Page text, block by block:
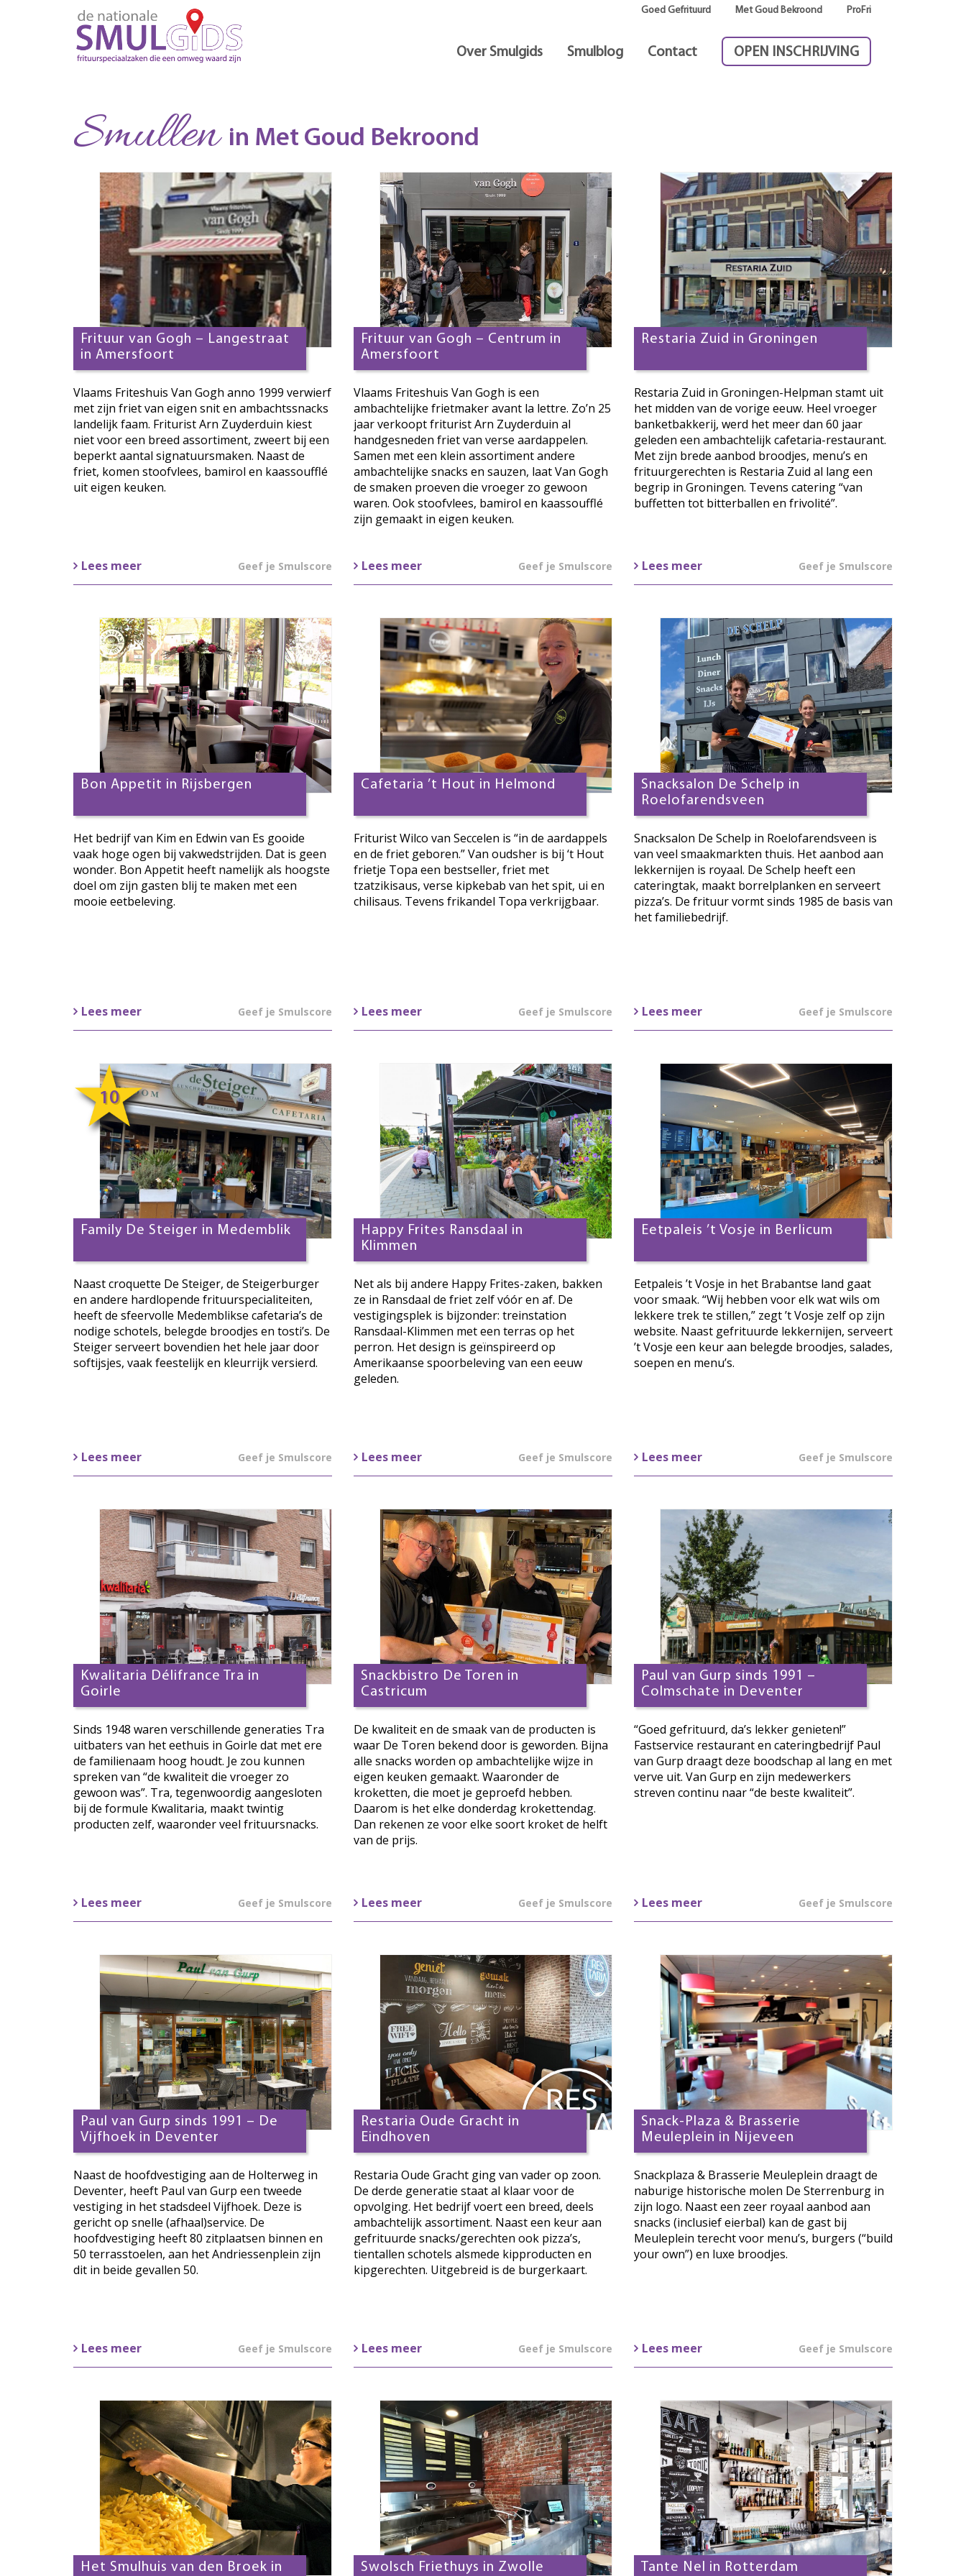
Goed Gefrituurd Met Goud Bekroond ProFri
Over Smulgids Smulblog Contact OPEN INSCHRIJVING
Smullenin Met Goud Bekroond
Frituur van Gogh – Langestraat
in Amersfoort
Vlaams Friteshuis Van Gogh anno 1999 verwierf
met zijn friet van eigen snit en ambachtssnacks
landelijk faam. Friturist Arn Zuyderduin kiest
niet voor een breed assortiment, zweert bij een
beperkt aantal signatuursmaken. Naast de
friet, komen stoofvlees, bamirol en kaassoufflé
uit eigen keuken.
Lees meer Geef je Smulscore
Frituur van Gogh – Centrum in
Amersfoort
Vlaams Friteshuis Van Gogh is een
ambachtelijke frietmaker avant la lettre. Zo’n 25
jaar verkoopt friturist Arn Zuyderduin al
handgesneden friet van verse aardappelen.
Samen met een klein assortiment andere
ambachtelijke snacks en sauzen, laat Van Gogh
de smaken proeven die vroeger zo gewoon
waren. Ook stoofvlees, bamirol en kaassoufflé
zijn gemaakt in eigen keuken.
Lees meer Geef je Smulscore
Restaria Zuid in Groningen
Restaria Zuid in Groningen-Helpman stamt uit
het midden van de vorige eeuw. Heel vroeger
banketbakkerij, werd het meer dan 60 jaar
geleden een ambachtelijk cafetaria-restaurant.
Met zijn brede aanbod broodjes, menu’s en
frituurgerechten is Restaria Zuid al lang een
begrip in Groningen. Tevens catering “van
buffetten tot bitterballen en frivolité”.
Lees meer Geef je Smulscore
Bon Appetit in Rijsbergen
Het bedrijf van Kim en Edwin van Es gooide
vaak hoge ogen bij vakwedstrijden. Dat is geen
wonder. Bon Appetit heeft namelijk als hoogste
doel om zijn gasten blij te maken met een
mooie eetbeleving.
Lees meer Geef je Smulscore
Cafetaria ’t Hout in Helmond
Friturist Wilco van Seccelen is “in de aardappels
en de friet geboren.” Van oudsher is bij ‘t Hout
frietje Topa een bestseller, friet met
tzatzikisaus, verse kipkebab van het spit, ui en
chilisaus. Tevens frikandel Topa verkrijgbaar.
Lees meer Geef je Smulscore
Snacksalon De Schelp in
Roelofarendsveen
Snacksalon De Schelp in Roelofarendsveen is
van veel smaakmarkten thuis. Het aanbod aan
lekkernijen is royaal. De Schelp heeft een
cateringtak, maakt borrelplanken en serveert
pizza’s. De frituur vormt sinds 1985 de basis van
het familiebedrijf.
Lees meer Geef je Smulscore
10
Family De Steiger in Medemblik
Naast croquette De Steiger, de Steigerburger
en andere hardlopende frituurspecialiteiten,
heeft de sfeervolle Medemblikse cafetaria’s de
nodige schotels, belegde broodjes en tosti’s. De
Steiger serveert bovendien het hele jaar door
softijsjes, vaak feestelijk en kleurrijk versierd.
Lees meer Geef je Smulscore
Happy Frites Ransdaal in
Klimmen
Net als bij andere Happy Frites-zaken, bakken
ze in Ransdaal de friet zelf vóór en af. De
vestigingsplek is bijzonder: treinstation
Ransdaal-Klimmen met een terras op het
perron. Het design is geïnspireerd op
Amerikaanse spoorbeleving van een eeuw
geleden.
Lees meer Geef je Smulscore
Eetpaleis ’t Vosje in Berlicum
Eetpaleis ’t Vosje in het Brabantse land gaat
voor smaak. “Wij hebben voor elk wat wils om
lekkere trek te stillen,” zegt ’t Vosje zelf op zijn
website. Naast gefrituurde lekkernijen, serveert
’t Vosje een keur aan belegde broodjes, salades,
soepen en menu’s.
Lees meer Geef je Smulscore
Kwalitaria Délifrance Tra in
Goirle
Sinds 1948 waren verschillende generaties Tra
uitbaters van het eethuis in Goirle dat met ere
de familienaam hoog houdt. Je zou kunnen
spreken van “de kwaliteit die vroeger zo
gewoon was”. Tra, tegenwoordig aangesloten
bij de formule Kwalitaria, maakt twintig
producten zelf, waaronder veel frituursnacks.
Lees meer Geef je Smulscore
Snackbistro De Toren in
Castricum
De kwaliteit en de smaak van de producten is
waar De Toren bekend door is geworden. Bijna
alle snacks worden op ambachtelijke wijze in
eigen keuken gemaakt. Waaronder de
kroketten, die moet je geproefd hebben.
Daarom is het elke donderdag krokettendag.
Dan rekenen ze voor elke soort kroket de helft
van de prijs.
Lees meer Geef je Smulscore
Paul van Gurp sinds 1991 –
Colmschate in Deventer
“Goed gefrituurd, da’s lekker genieten!”
Fastservice restaurant en cateringbedrijf Paul
van Gurp draagt deze boodschap al lang en met
verve uit. Van Gurp en zijn medewerkers
streven continu naar “de beste kwaliteit”.
Lees meer Geef je Smulscore
Paul van Gurp sinds 1991 – De
Vijfhoek in Deventer
Naast de hoofdvestiging aan de Holterweg in
Deventer, heeft Paul van Gurp een tweede
vestiging in het stadsdeel Vijfhoek. Deze is
gericht op snelle (afhaal)service. De
hoofdvestiging heeft 80 zitplaatsen binnen en
50 terrasstoelen, aan het Andriessenplein zijn
dit in beide gevallen 50.
Lees meer Geef je Smulscore
Restaria Oude Gracht in
Eindhoven
Restaria Oude Gracht ging van vader op zoon.
De derde generatie staat al klaar voor de
opvolging. Het bedrijf voert een breed, deels
ambachtelijk assortiment. Naast een keur aan
gefrituurde snacks/gerechten ook pizza’s,
tientallen schotels alsmede kipproducten en
kipgerechten. Uitgebreid is de burgerkaart.
Lees meer Geef je Smulscore
Snack-Plaza & Brasserie
Meuleplein in Nijeveen
Snackplaza & Brasserie Meuleplein draagt de
naburige historische molen De Sterrenburg in
zijn logo. Naast een zeer royaal aanbod aan
snacks (inclusief eierbal) kan de gast bij
Meuleplein terecht voor menu’s, burgers (“build
your own”) en luxe broodjes.
Lees meer Geef je Smulscore
Het Smulhuis van den Broek in Swolsch Friethuys in Zwolle Tante Nel in Rotterdam